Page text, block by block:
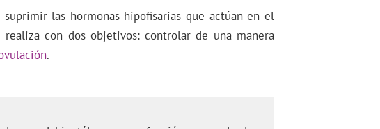
suprimir las hormonas hipofisarias que actúan en el
con dos objetivos: controlar de una manera
.